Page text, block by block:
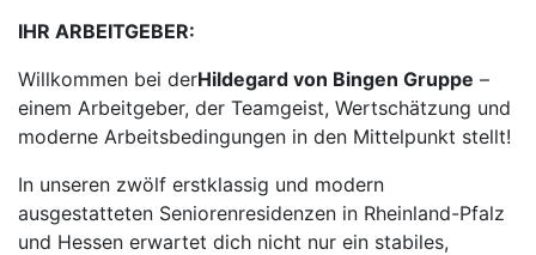
IHR ARBEITGEBER:
Willkommen bei derHildegard von Bingen Gruppe –
einem Arbeitgeber, der Teamgeist, Wertschätzung und
moderne Arbeitsbedingungen in den Mittelpunkt stellt!
In unseren zwölf erstklassig und modern
ausgestatteten Seniorenresidenzen in Rheinland-Pfalz
und Hessen erwartet dich nicht nur ein stabiles,